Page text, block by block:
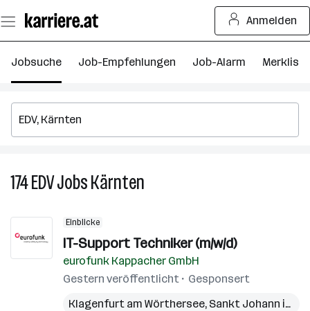
Seiteninhalt
springen
Anmelden
Jobsuche Job-Empfehlungen Job-Alarm Merkliste
174EDVJobsKärnten
Kärnten
Einblicke
IT-Support Techniker (m/w/d)
eurofunk Kappacher GmbH
Gestern veröffentlicht
Gesponsert
Klagenfurt am Wörthersee, Sankt Johann im Pongau